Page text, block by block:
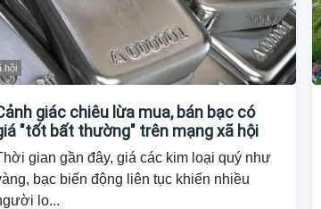
hội
giác chiêu lừa mua, bán bạc có
"tốt bất thường" trên mạng xã hội
gian gần đây, giá các kim loại quý như
bạc biến động liên tục khiến nhiều
lo...